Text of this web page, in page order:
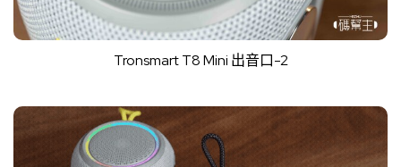
Tronsmart T8 Mini 出音口-2